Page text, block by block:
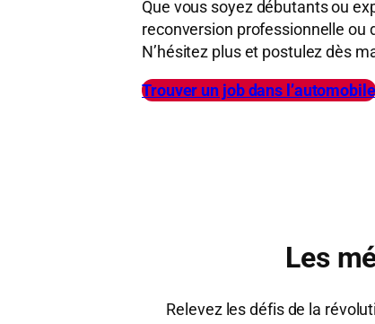
Que vous soyez débutants ou
reconversion professionnelle ou
N’hésitez plus et postulez dès
Trouver un job dans l’automobile
Les
Relevez les défis de la